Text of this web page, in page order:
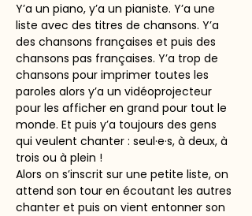
Y’a un piano, y’a un pianiste. Y’a une
liste avec des titres de chansons. Y’a
des chansons françaises et puis des
chansons pas françaises. Y’a trop de
chansons pour imprimer toutes les
paroles alors y’a un vidéoprojecteur
pour les afficher en grand pour tout le
monde. Et puis y’a toujours des gens
qui veulent chanter : seul·e·s, à deux, à
trois ou à plein !
Alors on s’inscrit sur une petite liste, on
attend son tour en écoutant les autres
chanter et puis on vient entonner son